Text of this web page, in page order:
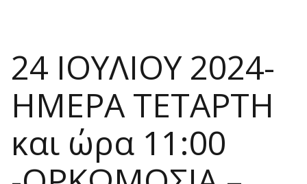
24 ΙΟΥΛΙΟΥ 2024-
ΗΜΕΡΑ ΤΕΤΑΡΤΗ
και ώρα 11:00